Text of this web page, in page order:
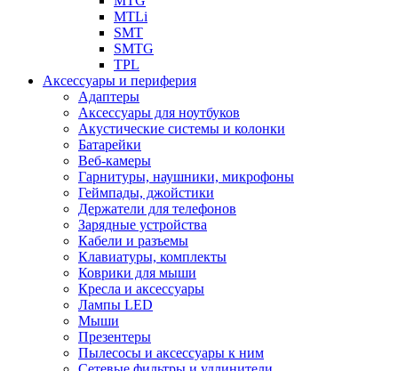
MTLi
SMT
SMTG
TPL
Аксессуары и периферия
Адаптеры
Аксессуары для ноутбуков
Акустические системы и колонки
Батарейки
Веб-камеры
Гарнитуры, наушники, микрофоны
Геймпады, джойстики
Держатели для телефонов
Зарядные устройства
Кабели и разъемы
Клавиатуры, комплекты
Коврики для мыши
Кресла и аксессуары
Лампы LED
Мыши
Презентеры
Пылесосы и аксессуары к ним